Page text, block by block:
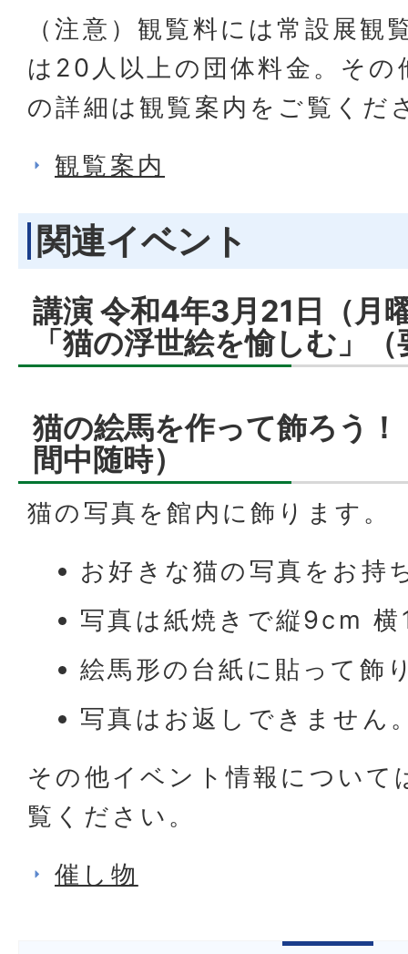
（注意）観覧料には常設展観
は20人以上の団体料金。その
の詳細は観覧案内をご覧くだ
観覧案内
関連イベント
講演 令和4年3月21日（月
「猫の浮世絵を愉しむ」
猫の絵馬を作って飾ろう
間中随時）
猫の写真を館内に飾ります。
お好きな猫の写真をお持
写真は紙焼きで縦9cm
絵馬形の台紙に貼って飾
写真はお返しできません
その他イベント情報について
覧ください。
催し物